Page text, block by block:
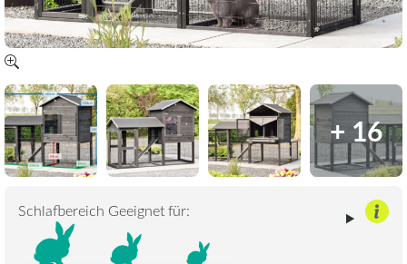
+ 16
Schlafbereich Geeignet für: